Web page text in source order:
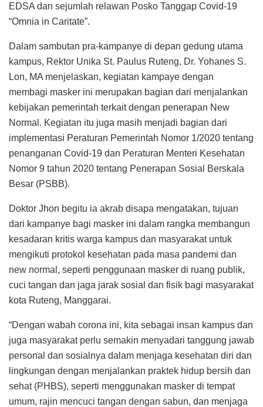
EDSA dan sejumlah relawan Posko Tanggap Covid-19
“Omnia in Caritate”.
Dalam sambutan pra-kampanye di depan gedung utama
kampus, Rektor Unika St. Paulus Ruteng, Dr. Yohanes S.
Lon, MA menjelaskan, kegiatan kampaye dengan
membagi masker ini merupakan bagian dari menjalankan
kebijakan pemerintah terkait dengan penerapan New
Normal. Kegiatan itu juga masih menjadi bagian dari
implementasi Peraturan Pemerintah Nomor 1/2020 tentang
penanganan Covid-19 dan Peraturan Menteri Kesehatan
Nomor 9 tahun 2020 tentang Penerapan Sosial Berskala
Besar (PSBB).
Doktor Jhon begitu ia akrab disapa mengatakan, tujuan
dari kampanye bagi masker ini dalam rangka membangun
kesadaran kritis warga kampus dan masyarakat untuk
mengikuti protokol kesehatan pada masa pandemi dan
new normal, seperti penggunaan masker di ruang publik,
cuci tangan dan jaga jarak sosial dan fisik bagi masyarakat
kota Ruteng, Manggarai.
“Dengan wabah corona ini, kita sebagai insan kampus dan
juga masyarakat perlu semakin menyadari tanggung jawab
personal dan sosialnya dalam menjaga kesehatan diri dan
lingkungan dengan menjalankan praktek hidup bersih dan
sehat (PHBS), seperti menggunakan masker di tempat
umum, rajin mencuci tangan dengan sabun, dan menjaga